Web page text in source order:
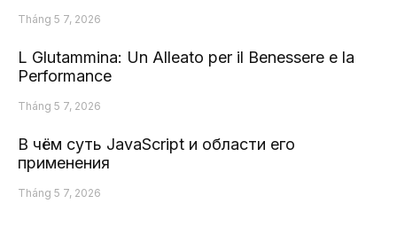
Tháng 5 7, 2026
L Glutammina: Un Alleato per il Benessere e la
Performance
Tháng 5 7, 2026
В чём суть JavaScript и области его
применения
Tháng 5 7, 2026